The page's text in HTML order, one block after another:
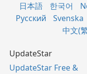
日本語
한국어
Русский
Svenska
中文(
UpdateStar
UpdateStar Free &